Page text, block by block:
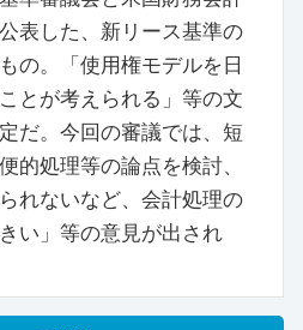
表した、新リース基準の
の。「使用権モデルを日
とが考えられる」等の文
だ。今回の審議では、短
的処理等の論点を検討、
れないなど、会計処理の
い」等の意見が出され